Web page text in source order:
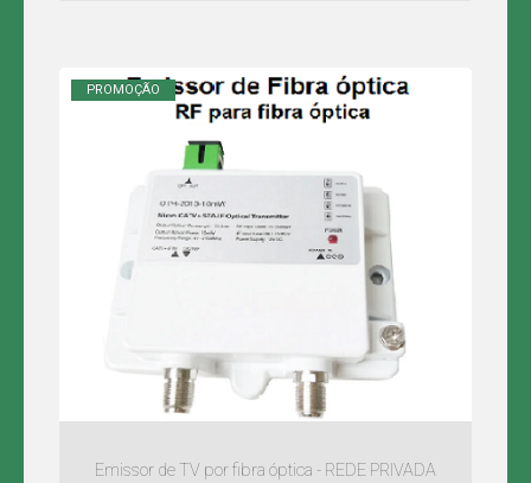
PROMOÇÃO
Emissor de TV por fibra óptica - REDE PRIVADA